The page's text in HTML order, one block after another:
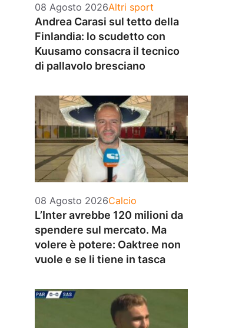
08 Agosto 2026Categorie
Altri sport
Andrea Carasi sul tetto della
Finlandia: lo scudetto con
Kuusamo consacra il tecnico
di pallavolo bresciano
08 Agosto 2026Categorie
Calcio
L’Inter avrebbe 120 milioni da
spendere sul mercato. Ma
volere è potere: Oaktree non
vuole e se li tiene in tasca